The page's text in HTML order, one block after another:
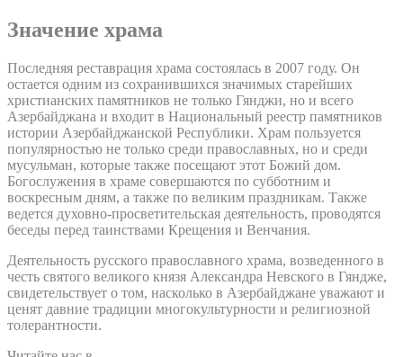
Значение храма
Последняя реставрация храма состоялась в 2007 году. Он
остается одним из сохранившихся значимых старейших
христианских памятников не только Гянджи, но и всего
Азербайджана и входит в Национальный реестр памятников
истории Азербайджанской Республики. Храм пользуется
популярностью не только среди православных, но и среди
мусульман, которые также посещают этот Божий дом.
Богослужения в храме совершаются по субботним и
воскресным дням, а также по великим праздникам. Также
ведется духовно-просветительская деятельность, проводятся
беседы перед таинствами Крещения и Венчания.
Деятельность русского православного храма, возведенного в
честь святого великого князя Александра Невского в Гяндже,
свидетельствует о том, насколько в Азербайджане уважают и
ценят давние традиции многокультурности и религиозной
толерантности.